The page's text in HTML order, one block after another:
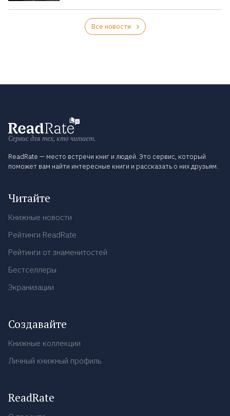
Все новости
Сервис для тех, кто читает.
ReadRate — место встречи книг и людей. Это сервис, который
поможет вам найти интересные книги и рассказать о них друзьям.
Читайте
Книжные новости
Рейтинги ReadRate
Рейтинги от знаменитостей
Бестселлеры
Экранизации
Создавайте
Книжные коллекции
Личный книжный профиль
ReadRate